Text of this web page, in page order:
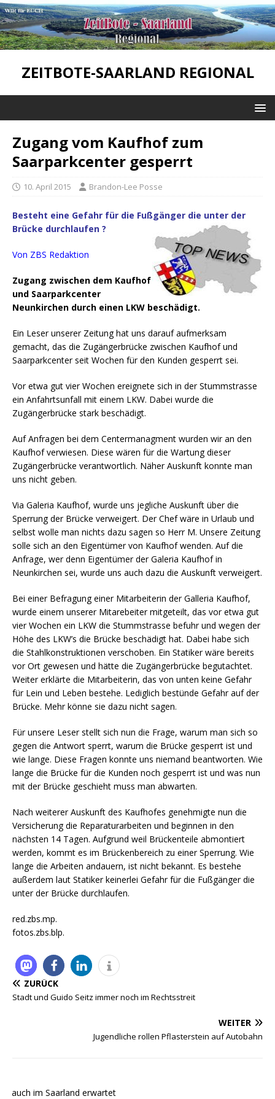
ZEITBOTE-SAARLAND REGIONAL
Zugang vom Kaufhof zum
Saarparkcenter gesperrt
10. April 2015 Brandon-Lee Posse
Besteht eine Gefahr für die Fußgänger die unter der
Brücke durchlaufen ?
Von ZBS Redaktion
Zugang zwischen dem Kaufhof
und Saarparkcenter
Neunkirchen durch einen LKW beschädigt.
Ein Leser unserer Zeitung hat uns darauf aufmerksam
gemacht, das die Zugängerbrücke zwischen Kaufhof und
Saarparkcenter seit Wochen für den Kunden gesperrt sei.
Vor etwa gut vier Wochen ereignete sich in der Stummstrasse
ein Anfahrtsunfall mit einem LKW. Dabei wurde die
Zugängerbrücke stark beschädigt.
Auf Anfragen bei dem Centermanagment wurden wir an den
Kaufhof verwiesen. Diese wären für die Wartung dieser
Zugängerbrücke verantwortlich. Näher Auskunft konnte man
uns nicht geben.
Via Galeria Kaufhof, wurde uns jegliche Auskunft über die
Sperrung der Brücke verweigert. Der Chef wäre in Urlaub und
selbst wolle man nichts dazu sagen so Herr M. Unsere Zeitung
solle sich an den Eigentümer von Kaufhof wenden. Auf die
Anfrage, wer denn Eigentümer der Galeria Kaufhof in
Neunkirchen sei, wurde uns auch dazu die Auskunft verweigert.
Bei einer Befragung einer Mitarbeiterin der Galleria Kaufhof,
wurde einem unserer Mitarebeiter mitgeteilt, das vor etwa gut
vier Wochen ein LKW die Stummstrasse befuhr und wegen der
Höhe des LKW’s die Brücke beschädigt hat. Dabei habe sich
die Stahlkonstruktionen verschoben. Ein Statiker wäre bereits
vor Ort gewesen und hätte die Zugängerbrücke begutachtet.
Weiter erklärte die Mitarbeiterin, das von unten keine Gefahr
für Lein und Leben bestehe. Lediglich bestünde Gefahr auf der
Brücke. Mehr könne sie dazu nicht sagen.
Für unsere Leser stellt sich nun die Frage, warum man sich so
gegen die Antwort sperrt, warum die Brücke gesperrt ist und
wie lange. Diese Fragen konnte uns niemand beantworten. Wie
lange die Brücke für die Kunden noch gesperrt ist und was nun
mit der Brücke geschieht muss man abwarten.
Nach weiterer Auskunft des Kaufhofes genehmigte nun die
Versicherung die Reparaturarbeiten und beginnen in den
nächsten 14 Tagen. Aufgrund weil Brückenteile abmontiert
werden, kommt es im Brückenbereich zu einer Sperrung. Wie
lange die Arbeiten andauern, ist nicht bekannt. Es bestehe
außerdem laut Statiker keinerlei Gefahr für die Fußgänger die
unter der Brücke durchlaufen.
red.zbs.mp.
fotos.zbs.blp.
ZURÜCK
Stadt und Guido Seitz immer noch im Rechtsstreit
WEITER
Jugendliche rollen Pflasterstein auf Autobahn
auch im Saarland erwartet